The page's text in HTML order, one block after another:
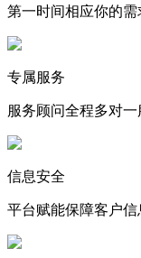
第一时间相应你的需
专属服务
服务顾问全程多对一
信息安全
平台赋能保障客户信